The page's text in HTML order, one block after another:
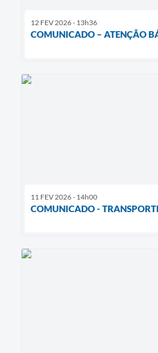
12 FEV 2026 - 13h36
COMUNICADO – ATENÇÃO
11 FEV 2026 - 14h00
COMUNICADO -